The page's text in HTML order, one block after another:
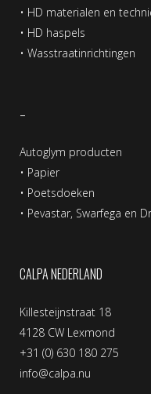
• HD materialen en
• HD haspels
• Wasstraatinrichtingen
–
Autoglym producten
• Papier
• Poetsdoeken
• Pevastar, Swarfega en
CALPA NEDERLAND
Killesteijnstraat 18
4128 CW Lexmond
+31 (0) 630 180 275
info@calpa.nu